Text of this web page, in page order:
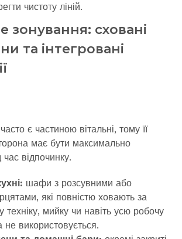
чистоту ліній.
зонування: сховані
та інтегровані
є частиною вітальні, тому її
має бути максимально
відпочинку.
шафи з розсувними або
які повністю ховають за
техніку, мийку чи навіть усю робочу
не використовується.